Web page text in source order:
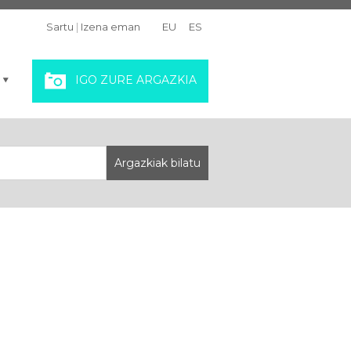
Sartu | Izena eman EU ES
IGO ZURE ARGAZKIA